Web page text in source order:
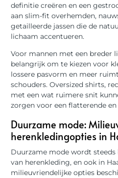
definitie creëren en een
aan slim-fit overhemden,
getailleerde jassen die de
lichaam accentueren.
Voor mannen met een breder
belangrijk om te kiezen voor
lossere pasvorm en meer
schouders. Oversized shirts,
met een wat ruimere snit
zorgen voor een flatterende
Duurzame mode:
herenkledingopties in
Duurzame mode wordt
van herenkleding, en ook in
milieuvriendelijke opties